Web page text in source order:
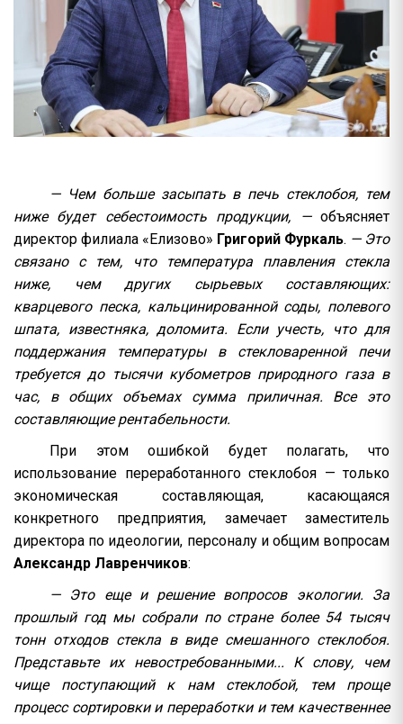
— Чем больше засыпать в печь стеклобоя, тем
ниже будет себестоимость продукции, — объясняет
директор филиала «Елизово» Григорий Фуркаль. — Это
связано с тем, что температура плавления стекла
ниже, чем других сырьевых составляющих:
кварцевого песка, кальцинированной соды, полевого
шпата, известняка, доломита. Если учесть, что для
поддержания температуры в стекловаренной печи
требуется до тысячи кубометров природного газа в
час, в общих объемах сумма приличная. Все это
составляющие рентабельности.
При этом ошибкой будет полагать, что
использование переработанного стеклобоя — только
экономическая составляющая, касающаяся
конкретного предприятия, замечает заместитель
директора по идеологии, персоналу и общим вопросам
Александр Лавренчиков:
— Это еще и решение вопросов экологии. За
прошлый год мы собрали по стране более 54 тысяч
тонн отходов стекла в виде смешанного стеклобоя.
Представьте их невостребованными... К слову, чем
чище поступающий к нам стеклобой, тем проще
процесс сортировки и переработки и тем качественнее